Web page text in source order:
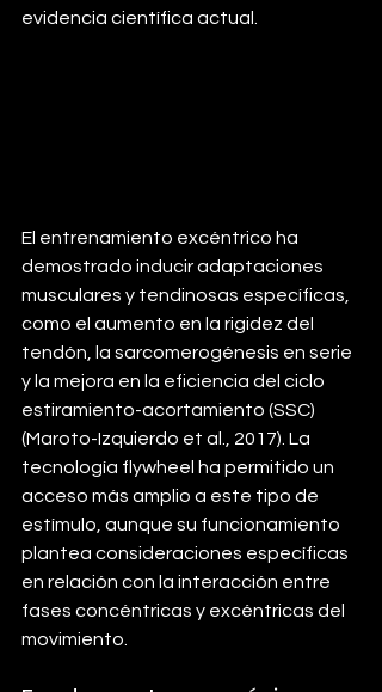
evidencia científica actual.
El entrenamiento excéntrico ha
demostrado inducir adaptaciones
musculares y tendinosas específicas,
como el aumento en la rigidez del
tendón, la sarcomerogénesis en serie
y la mejora en la eficiencia del ciclo
estiramiento-acortamiento (SSC)
(Maroto-Izquierdo et al., 2017). La
tecnología flywheel ha permitido un
acceso más amplio a este tipo de
estímulo, aunque su funcionamiento
plantea consideraciones específicas
en relación con la interacción entre
fases concéntricas y excéntricas del
movimiento.